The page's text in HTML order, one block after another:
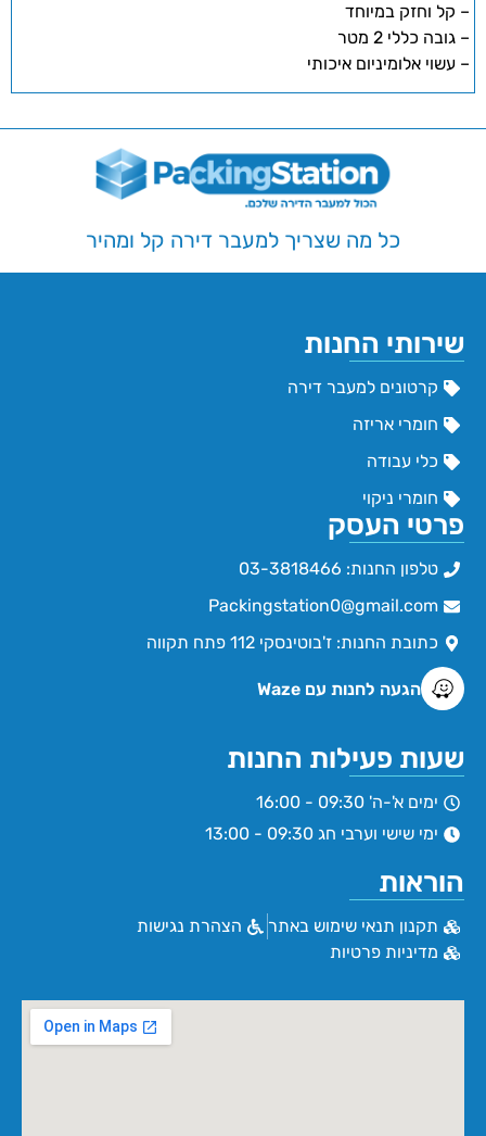
– קל וחזק במיוחד
– גובה כללי 2 מטר
– עשוי אלומיניום איכותי
כל מה שצריך למעבר דירה קל ומהיר
שירותי החנות
קרטונים למעבר דירה
חומרי אריזה
כלי עבודה
חומרי ניקוי
פרטי העסק
טלפון החנות: 03-3818466
Packingstation0@gmail.com
כתובת החנות: ז'בוטינסקי 112 פתח תקווה
הגעה לחנות עם Waze
שעות פעילות החנות
ימים א'-ה' 09:30 - 16:00
ימי שישי וערבי חג 09:30 - 13:00
הוראות
תקנון תנאי שימוש באתר
הצהרת נגישות
מדיניות פרטיות